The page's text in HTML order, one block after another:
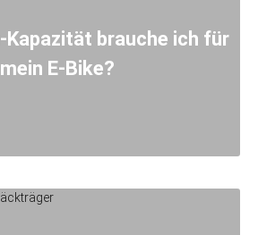
Kapazität brauche ich für
mein E-Bike?